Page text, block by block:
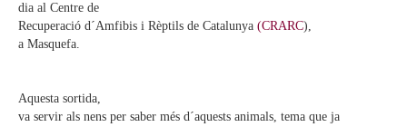
dia al Centre de
Recuperació d´Amfibis i Rèptils de Catalunya (CRARC),
a Masquefa.
Aquesta sortida,
va servir als nens per saber més d´aquests animals, tema que ja